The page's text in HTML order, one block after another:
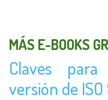
MÁS E-BOOKS
Claves
versión de